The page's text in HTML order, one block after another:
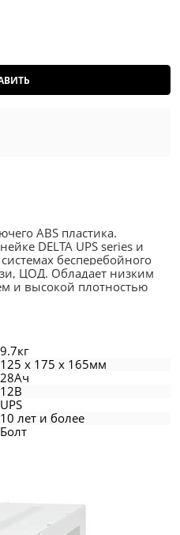
ABS пластика.
DELTA UPS series и
бесперебойного
ЦОД. Обладает низким
и высокой плотностью
9.7кг
125 x 175 x 165мм
28Ач
12В
UPS
10 лет и более
Болт